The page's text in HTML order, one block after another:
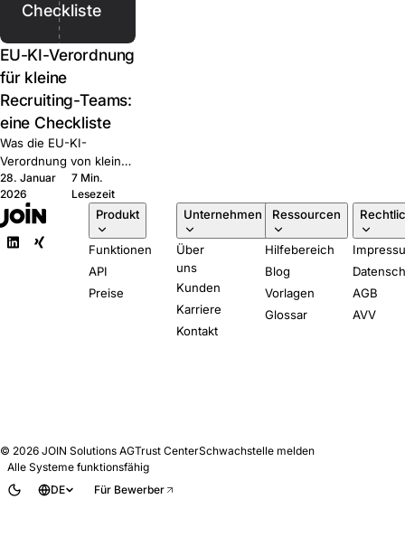
Checkliste
EU-KI-Verordnung
für kleine
Recruiting-Teams:
eine Checkliste
Was die EU-KI-
Verordnung von kleinen
HR-Teams tatsächlich
verlangt, in klarer
Sprache. Fünf Fragen,
die Sie jedem ATS-
Anbieter stellen sollten.
28. Januar
2026
7 Min.
Lesezeit
Produkt
Funktionen
API
Preise
Unternehmen
Über
uns
Kunden
Karriere
Kontakt
Ressourcen
Hilfebereich
Blog
Vorlagen
Glossar
AGB
AVV
© 2026 JOIN Solutions AGTrust CenterSchwachstelle melden
Alle Systeme funktionsfähig
DE
Für Bewerber